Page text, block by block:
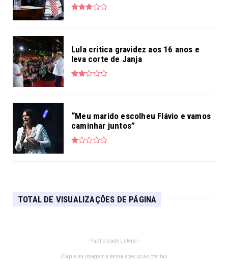
Lula critica gravidez aos 16 anos e
leva corte de Janja
“Meu marido escolheu Flávio e vamos
caminhar juntos”
TOTAL DE VISUALIZAÇÕES DE PÁGINA
- Publicidade Lateral -
Clique na imagem e tenha acesso as ofertas